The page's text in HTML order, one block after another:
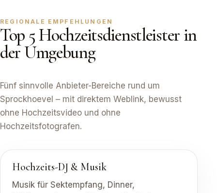
REGIONALE EMPFEHLUNGEN
Top 5 Hochzeitsdienstleister in
der Umgebung
Fünf sinnvolle Anbieter-Bereiche rund um
Sprockhoevel – mit direktem Weblink, bewusst
ohne Hochzeitsvideo und ohne
Hochzeitsfotografen.
Hochzeits-DJ & Musik
Musik für Sektempfang, Dinner,